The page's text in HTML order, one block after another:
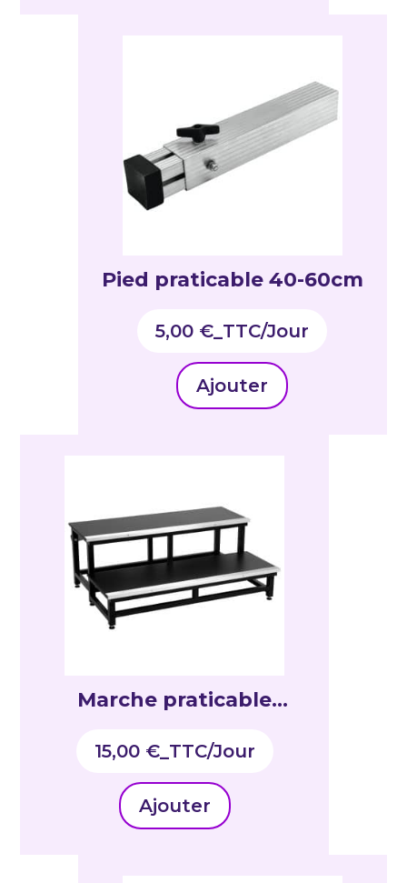
Pied praticable 40-60cm
5,00 €_TTC
Ajouter
Marche praticable
15,00 €_TTC
Ajouter